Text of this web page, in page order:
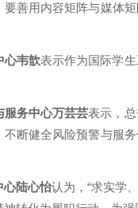
要善用内容矩阵与媒体
心韦歆表示作为国际学
服务中心万芸芸表示，
不断健全风险预警与服
心陆心怡认为，“求实学